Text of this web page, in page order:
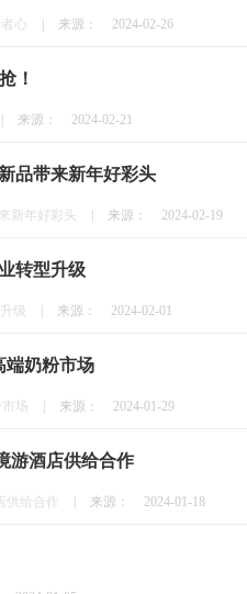
心 来源： 2024-02-26
！
来源： 2024-02-21
品带来新年好彩头
新年好彩头 来源： 2024-02-19
转型升级
级 来源： 2024-02-01
端奶粉市场
场 来源： 2024-01-29
游酒店供给合作
供给合作 来源： 2024-01-18